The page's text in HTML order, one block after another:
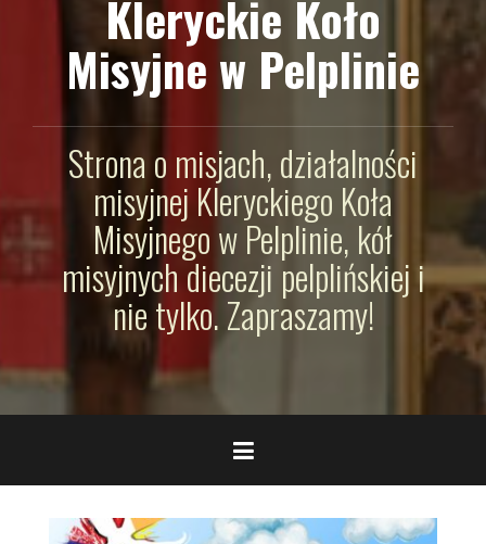
Kleryckie Koło
Misyjne w Pelplinie
Strona o misjach, działalności
misyjnej Kleryckiego Koła
Misyjnego w Pelplinie, kół
misyjnych diecezji pelplińskiej i
nie tylko. Zapraszamy!